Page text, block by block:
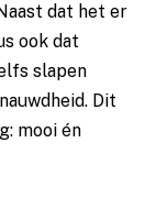
dat het er
ook dat
slapen
Dit
mooi én